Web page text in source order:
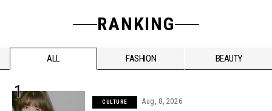
RANKING
ALL FASHION BEAUTY
CULTURE Aug, 8, 2026